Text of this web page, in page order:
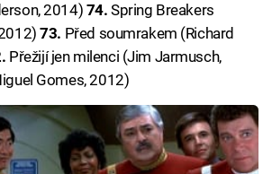
2014) 74. Spring Breakers
73. Před soumrakem (Richard
Přežijí jen milenci (Jim Jarmusch,
Gomes, 2012)